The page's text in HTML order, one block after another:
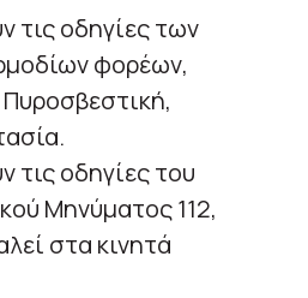
τις οδηγίες των
φορέων,
τις οδηγίες του
Μηνύματος 112,
στα κινητά